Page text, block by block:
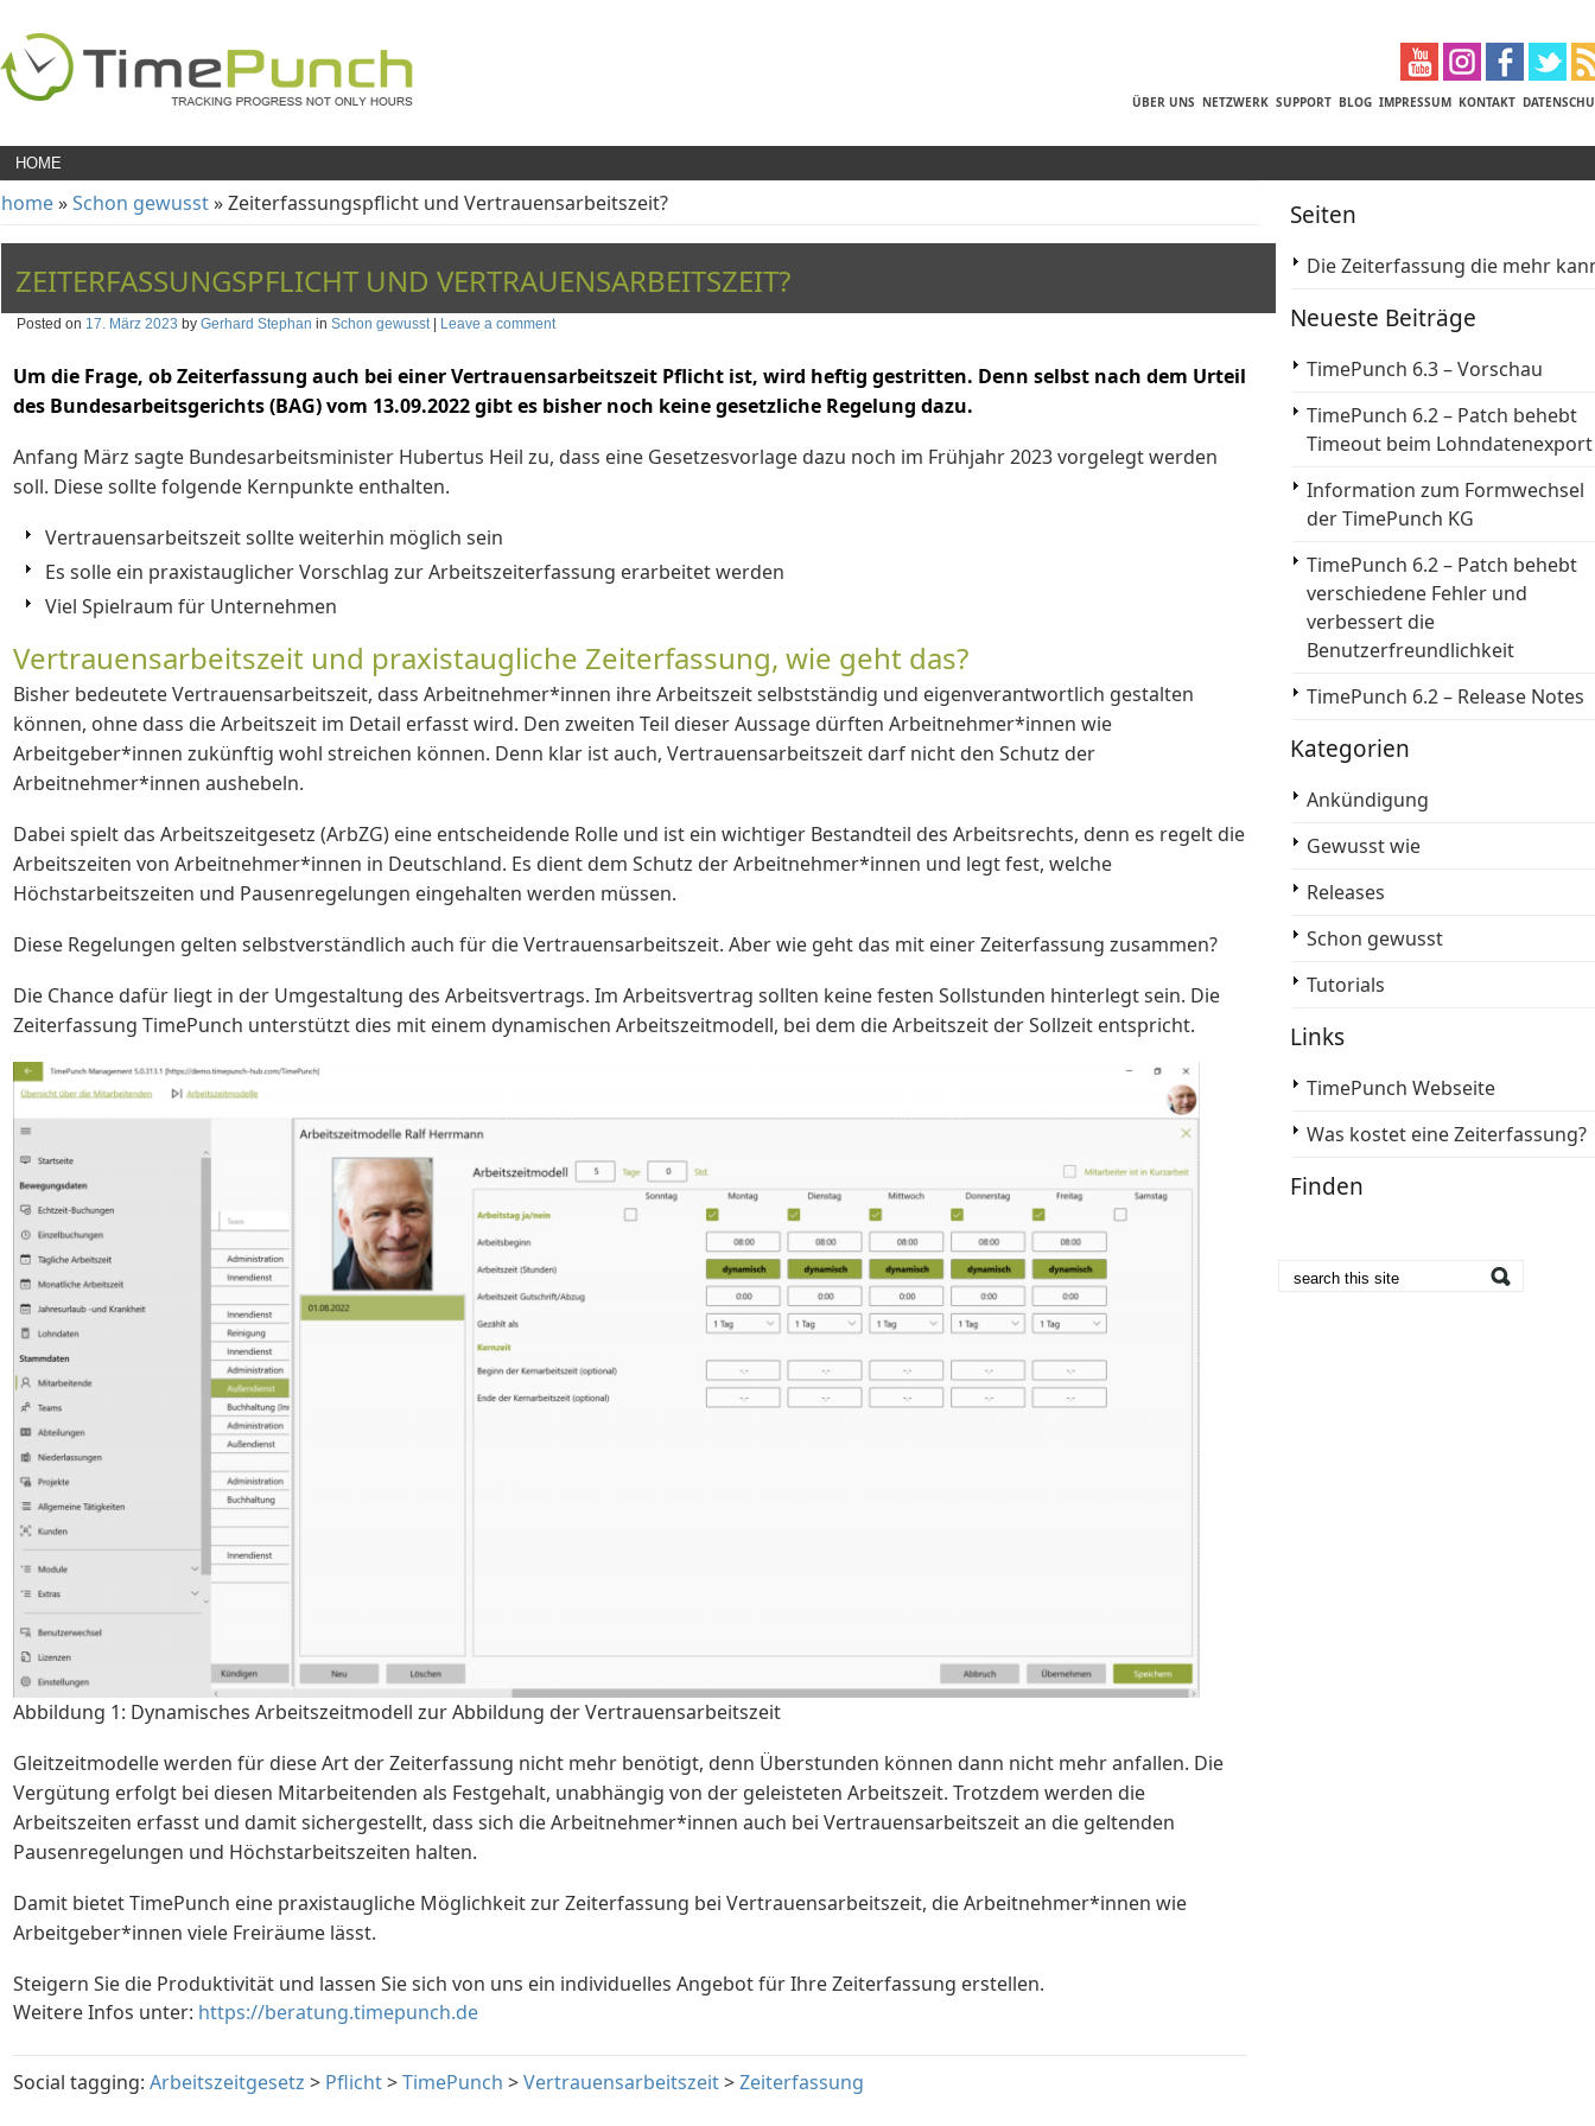
KONTAKT
IMPRESSUM
BLOG
SUPPORT
NETZWERK
ÜBER UNS
HOME
home»Schon gewusst» Zeiterfassungspflicht und Vertrauensarbeitszeit?
ZEITERFASSUNGSPFLICHT UND VERTRAUENSARBEITSZEIT?
Posted on 17. März 2023 by Gerhard Stephan in Schon gewusst| Leave a comment
Um die Frage, ob Zeiterfassung auch bei einer Vertrauensarbeitszeit Pflicht ist, wird heftig gestritten. Denn selbst nach dem Urteil
des Bundesarbeitsgerichts (BAG) vom 13.09.2022 gibt es bisher noch keine gesetzliche Regelung dazu.
Anfang März sagte Bundesarbeitsminister Hubertus Heil zu, dass eine Gesetzesvorlage dazu noch im Frühjahr 2023 vorgelegt werden
soll. Diese sollte folgende Kernpunkte enthalten.
Vertrauensarbeitszeit sollte weiterhin möglich sein
Es solle ein praxistauglicher Vorschlag zur Arbeitszeiterfassung erarbeitet werden
Viel Spielraum für Unternehmen
Vertrauensarbeitszeit und praxistaugliche Zeiterfassung, wie geht das?
Bisher bedeutete Vertrauensarbeitszeit, dass Arbeitnehmer*innen ihre Arbeitszeit selbstständig und eigenverantwortlich gestalten
können, ohne dass die Arbeitszeit im Detail erfasst wird. Den zweiten Teil dieser Aussage dürften Arbeitnehmer*innen wie
Arbeitgeber*innen zukünftig wohl streichen können. Denn klar ist auch, Vertrauensarbeitszeit darf nicht den Schutz der
Arbeitnehmer*innen aushebeln.
Dabei spielt das Arbeitszeitgesetz (ArbZG) eine entscheidende Rolle und ist ein wichtiger Bestandteil des Arbeitsrechts, denn es regelt die
Arbeitszeiten von Arbeitnehmer*innen in Deutschland. Es dient dem Schutz der Arbeitnehmer*innen und legt fest, welche
Höchstarbeitszeiten und Pausenregelungen eingehalten werden müssen.
Diese Regelungen gelten selbstverständlich auch für die Vertrauensarbeitszeit. Aber wie geht das mit einer Zeiterfassung zusammen?
Die Chance dafür liegt in der Umgestaltung des Arbeitsvertrags. Im Arbeitsvertrag sollten keine festen Sollstunden hinterlegt sein. Die
Zeiterfassung TimePunch unterstützt dies mit einem dynamischen Arbeitszeitmodell, bei dem die Arbeitszeit der Sollzeit entspricht.
Abbildung 1: Dynamisches Arbeitszeitmodell zur Abbildung der Vertrauensarbeitszeit
Gleitzeitmodelle werden für diese Art der Zeiterfassung nicht mehr benötigt, denn Überstunden können dann nicht mehr anfallen. Die
Vergütung erfolgt bei diesen Mitarbeitenden als Festgehalt, unabhängig von der geleisteten Arbeitszeit. Trotzdem werden die
Arbeitszeiten erfasst und damit sichergestellt, dass sich die Arbeitnehmer*innen auch bei Vertrauensarbeitszeit an die geltenden
Pausenregelungen und Höchstarbeitszeiten halten.
Damit bietet TimePunch eine praxistaugliche Möglichkeit zur Zeiterfassung bei Vertrauensarbeitszeit, die Arbeitnehmer*innen wie
Arbeitgeber*innen viele Freiräume lässt.
Steigern Sie die Produktivität und lassen Sie sich von uns ein individuelles Angebot für Ihre Zeiterfassung erstellen.
Weitere Infos unter: https://beratung.timepunch.de
Social tagging: Arbeitszeitgesetz > Pflicht>TimePunch >Vertrauensarbeitszeit>Zeiterfassung
Seiten
Die Zeiterfassung die mehr
Neueste Beiträge
TimePunch 6.3 – Vorschau
TimePunch 6.2 – Patch behebt
Timeout beim Lohndatenexport
Information zum Formwechsel
der TimePunch KG
TimePunch 6.2 – Patch behebt
verschiedene Fehler und
verbessert die
Benutzerfreundlichkeit
TimePunch 6.2 – Release Notes
Kategorien
Ankündigung
Gewusst wie
Releases
Schon gewusst
Tutorials
Links
TimePunch Webseite
Was kostet eine Zeiterfassung?
Finden